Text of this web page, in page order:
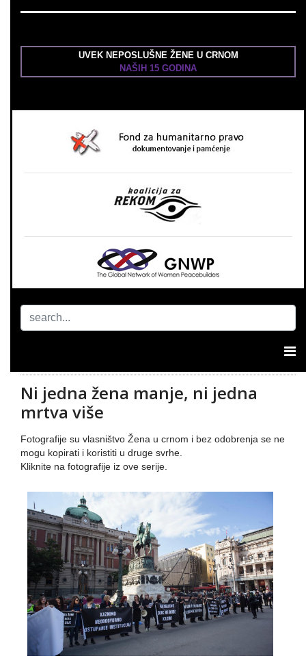
UVEK NEPOSLUŠNE ŽENE U CRNOM
NAŠIH 15 GODINA
Ni jedna žena manje, ni jedna
mrtva više
Fotografije su vlasništvo Žena u crnom i bez odobrenja se ne
mogu kopirati i koristiti u druge svrhe.
Kliknite na fotografije iz ove serije.